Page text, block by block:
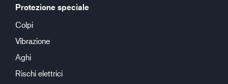
Protezione speciale
Colpi
Vibrazione
Aghi
Rischi elettrici